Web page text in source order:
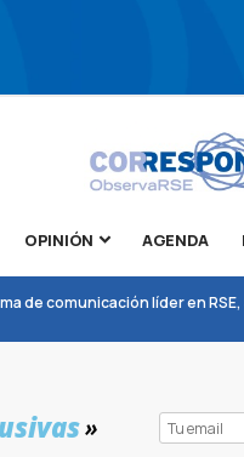
OPINIÓN AGENDA |
de comunicación líder en
»